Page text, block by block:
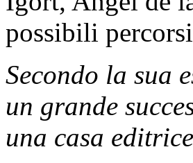
possibili
Secondo la sua
un grande
una casa